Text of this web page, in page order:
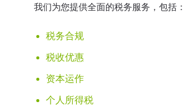
我们为您提供全面的税务服务，包括：
税务合规
税收优惠
资本运作
个人所得税